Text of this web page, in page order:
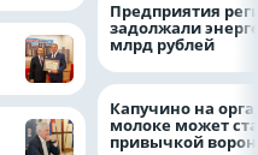
Предприятия
задолжали
млрд рублей
Капучино на
молоке может
привычкой